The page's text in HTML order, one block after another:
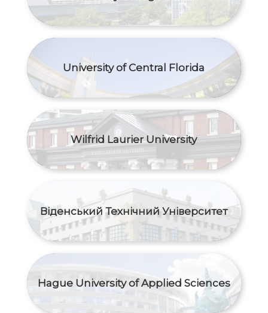
University of Central Florida
Wilfrid Laurier University
Віденський Технічний Університет
Hague University of Applied Sciences